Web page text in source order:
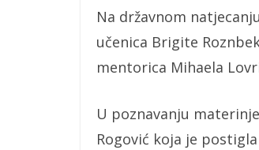
Na državnom
učenica Brigite
mentorica Mihaela
U poznavanju
Rogović koja je